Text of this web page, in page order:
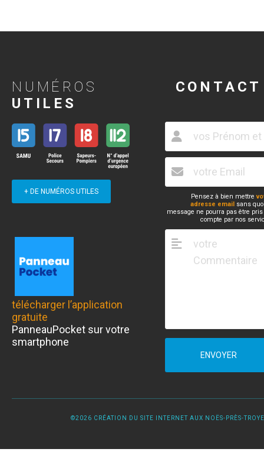
NUMÉROS
UTILES
+ DE NUMÉROS UTILES
télécharger l’application
gratuite
PanneauPocket sur votre
smartphone
CONTACT
Pensez à bien mettre
adresse email sans
message ne pourra pas être
compte par nos
ENVOYER
©2026 CRÉATION DU SITE INTERNET AUX NOËS-PRÈS-